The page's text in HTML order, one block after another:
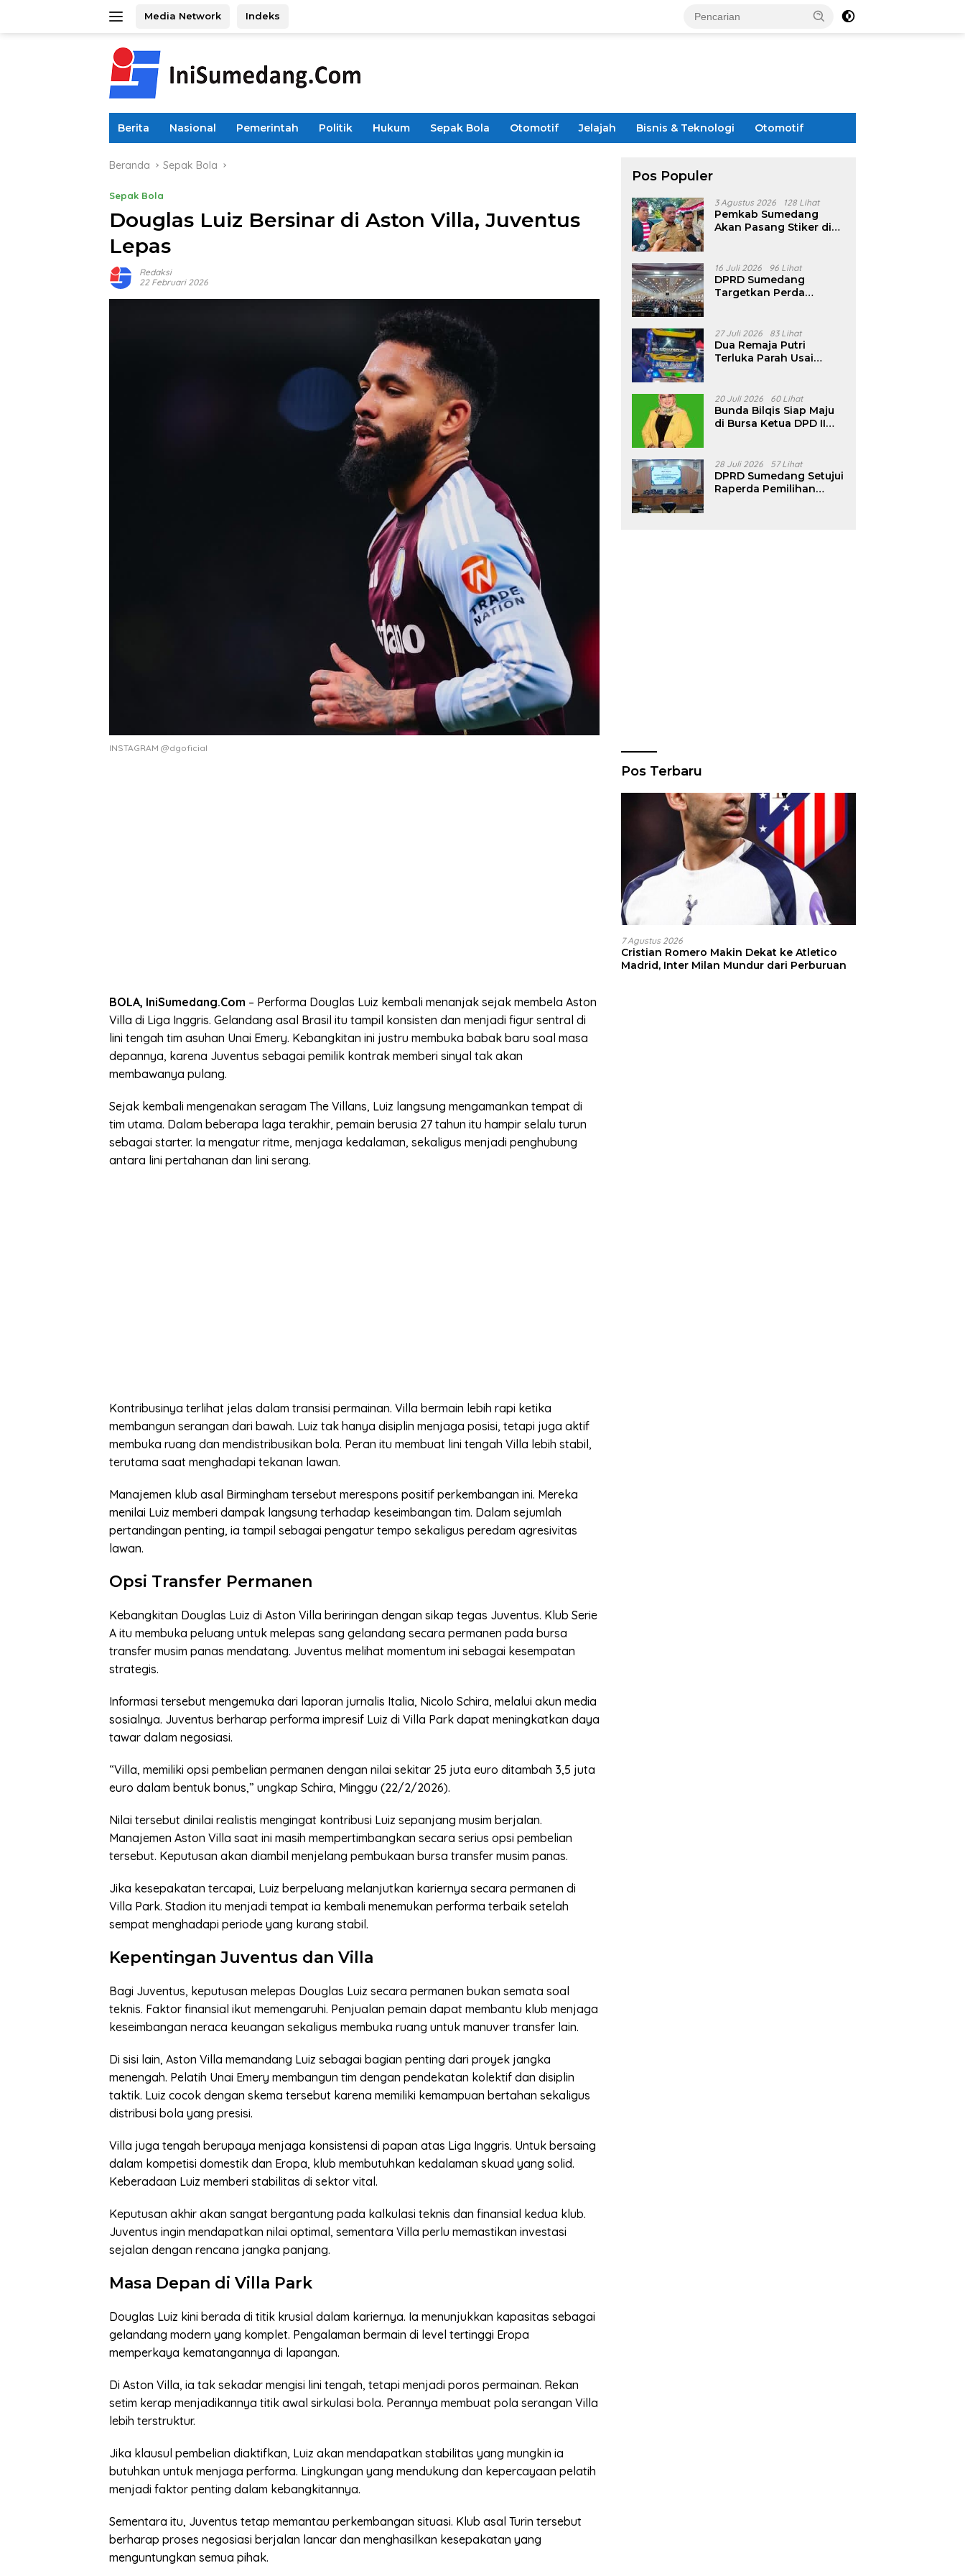
Media Network Indeks
Berita Nasional Pemerintah Politik Hukum Sepak Bola Otomotif Jelajah Bisnis & Teknologi Otomotif
Beranda Sepak Bola
Sepak Bola
Douglas Luiz Bersinar di Aston Villa, Juventus
Lepas
Redaksi
22 Februari 2026
INSTAGRAM @dgoficial
BOLA, IniSumedang.Com – Performa Douglas Luiz kembali menanjak sejak membela Aston
Villa di Liga Inggris. Gelandang asal Brasil itu tampil konsisten dan menjadi figur sentral di
lini tengah tim asuhan Unai Emery. Kebangkitan ini justru membuka babak baru soal masa
depannya, karena Juventus sebagai pemilik kontrak memberi sinyal tak akan
membawanya pulang.
Sejak kembali mengenakan seragam The Villans, Luiz langsung mengamankan tempat di
tim utama. Dalam beberapa laga terakhir, pemain berusia 27 tahun itu hampir selalu turun
sebagai starter. Ia mengatur ritme, menjaga kedalaman, sekaligus menjadi penghubung
antara lini pertahanan dan lini serang.
Kontribusinya terlihat jelas dalam transisi permainan. Villa bermain lebih rapi ketika
membangun serangan dari bawah. Luiz tak hanya disiplin menjaga posisi, tetapi juga aktif
membuka ruang dan mendistribusikan bola. Peran itu membuat lini tengah Villa lebih stabil,
terutama saat menghadapi tekanan lawan.
Manajemen klub asal Birmingham tersebut merespons positif perkembangan ini. Mereka
menilai Luiz memberi dampak langsung terhadap keseimbangan tim. Dalam sejumlah
pertandingan penting, ia tampil sebagai pengatur tempo sekaligus peredam agresivitas
lawan.
Opsi Transfer Permanen
Kebangkitan Douglas Luiz di Aston Villa beriringan dengan sikap tegas Juventus. Klub Serie
A itu membuka peluang untuk melepas sang gelandang secara permanen pada bursa
transfer musim panas mendatang. Juventus melihat momentum ini sebagai kesempatan
strategis.
Informasi tersebut mengemuka dari laporan jurnalis Italia, Nicolo Schira, melalui akun media
sosialnya. Juventus berharap performa impresif Luiz di Villa Park dapat meningkatkan daya
tawar dalam negosiasi.
“Villa, memiliki opsi pembelian permanen dengan nilai sekitar 25 juta euro ditambah 3,5 juta
euro dalam bentuk bonus,” ungkap Schira, Minggu (22/2/2026).
Nilai tersebut dinilai realistis mengingat kontribusi Luiz sepanjang musim berjalan.
Manajemen Aston Villa saat ini masih mempertimbangkan secara serius opsi pembelian
tersebut. Keputusan akan diambil menjelang pembukaan bursa transfer musim panas.
Jika kesepakatan tercapai, Luiz berpeluang melanjutkan kariernya secara permanen di
Villa Park. Stadion itu menjadi tempat ia kembali menemukan performa terbaik setelah
sempat menghadapi periode yang kurang stabil.
Kepentingan Juventus dan Villa
Bagi Juventus, keputusan melepas Douglas Luiz secara permanen bukan semata soal
teknis. Faktor finansial ikut memengaruhi. Penjualan pemain dapat membantu klub menjaga
keseimbangan neraca keuangan sekaligus membuka ruang untuk manuver transfer lain.
Di sisi lain, Aston Villa memandang Luiz sebagai bagian penting dari proyek jangka
menengah. Pelatih Unai Emery membangun tim dengan pendekatan kolektif dan disiplin
taktik. Luiz cocok dengan skema tersebut karena memiliki kemampuan bertahan sekaligus
distribusi bola yang presisi.
Villa juga tengah berupaya menjaga konsistensi di papan atas Liga Inggris. Untuk bersaing
dalam kompetisi domestik dan Eropa, klub membutuhkan kedalaman skuad yang solid.
Keberadaan Luiz memberi stabilitas di sektor vital.
Keputusan akhir akan sangat bergantung pada kalkulasi teknis dan finansial kedua klub.
Juventus ingin mendapatkan nilai optimal, sementara Villa perlu memastikan investasi
sejalan dengan rencana jangka panjang.
Masa Depan di Villa Park
Douglas Luiz kini berada di titik krusial dalam kariernya. Ia menunjukkan kapasitas sebagai
gelandang modern yang komplet. Pengalaman bermain di level tertinggi Eropa
memperkaya kematangannya di lapangan.
Di Aston Villa, ia tak sekadar mengisi lini tengah, tetapi menjadi poros permainan. Rekan
setim kerap menjadikannya titik awal sirkulasi bola. Perannya membuat pola serangan Villa
lebih terstruktur.
Jika klausul pembelian diaktifkan, Luiz akan mendapatkan stabilitas yang mungkin ia
butuhkan untuk menjaga performa. Lingkungan yang mendukung dan kepercayaan pelatih
menjadi faktor penting dalam kebangkitannya.
Sementara itu, Juventus tetap memantau perkembangan situasi. Klub asal Turin tersebut
berharap proses negosiasi berjalan lancar dan menghasilkan kesepakatan yang
menguntungkan semua pihak.
Pos Populer
3 Agustus 2026 128 Lihat
Pemkab Sumedang
Akan Pasang Stiker di
16 Juli 2026 96 Lihat
DPRD Sumedang
Targetkan Perda
Pencalonan Diperjelas
27 Juli 2026 83 Lihat
Dua Remaja Putri
Terluka Parah Usai
Tanjungsari Sumedang
20 Juli 2026 60 Lihat
Bunda Bilqis Siap Maju
di Bursa Ketua DPD II
28 Juli 2026 57 Lihat
DPRD Sumedang Setujui
Raperda Pemilihan
Pos Terbaru
7 Agustus 2026
Cristian Romero Makin Dekat ke Atletico
Madrid, Inter Milan Mundur dari Perburuan